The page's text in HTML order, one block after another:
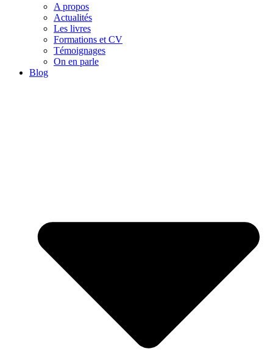
A propos
Actualités
Les livres
Formations et CV
Témoignages
On en parle
Blog